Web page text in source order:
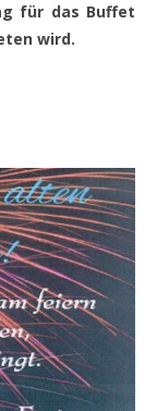
für das Buffet
wird.